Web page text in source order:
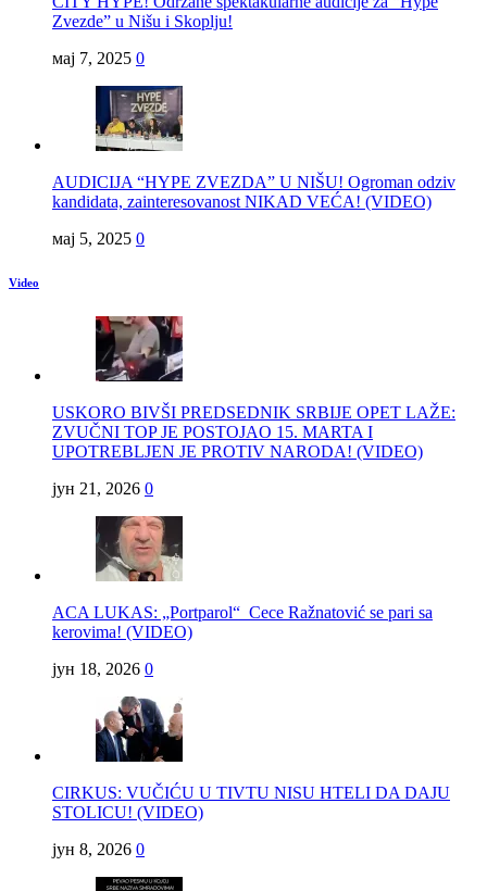
Zvezde” u Nišu i Skoplju!
мај 7, 2025 0
AUDICIJA “HYPE ZVEZDA” U NIŠU! Ogroman odziv
kandidata, zainteresovanost NIKAD VEĆA! (VIDEO)
мај 5, 2025 0
Video
USKORO BIVŠI PREDSEDNIK SRBIJE OPET LAŽE:
ZVUČNI TOP JE POSTOJAO 15. MARTA I
UPOTREBLJEN JE PROTIV NARODA! (VIDEO)
јун 21, 2026 0
ACA LUKAS: „Portparol“ Cece Ražnatović se pari sa
kerovima! (VIDEO)
јун 18, 2026 0
CIRKUS: VUČIĆU U TIVTU NISU HTELI DA DAJU
STOLICU! (VIDEO)
јун 8, 2026 0